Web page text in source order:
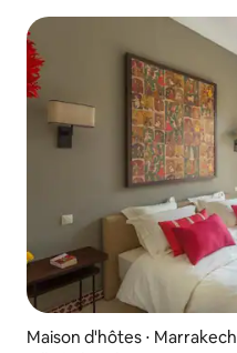
Maison d'hôtes ⋅ Marrakech